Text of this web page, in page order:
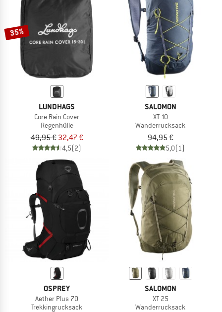
35%
LUNDHAGS
Core Rain Cover
Regenhülle
49,95 € 32,47 €
4,5(2)
SALOMON
XT 10
Wanderrucksack
94,95 €
5,0(1)
OSPREY
Aether Plus 70
Trekkingrucksack
SALOMON
XT 25
Wanderrucksack